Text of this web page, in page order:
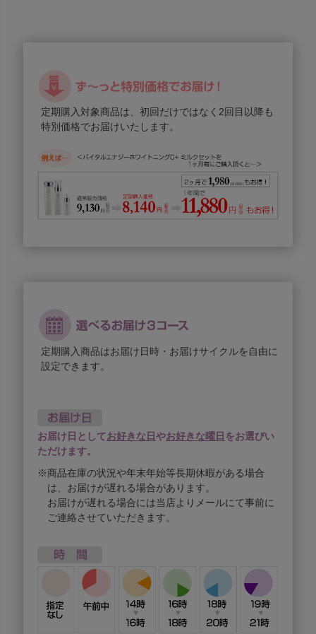
定期購入対象商品は、初回だけではなく2回目以降も
特別価格でお届けいたします。
定期購入商品はお届け日時・お届けサイクルを自由に
設定できます。
お届け日としてお好きな日やお好きな曜日 をお選びい
ただけます。
※商品在庫の状況や年末年始等長期休暇がある場合
は、お届けが遅れる場合があります。
お届けが遅れる場合には当店よりメールにて事前に
ご連絡させていただきます。